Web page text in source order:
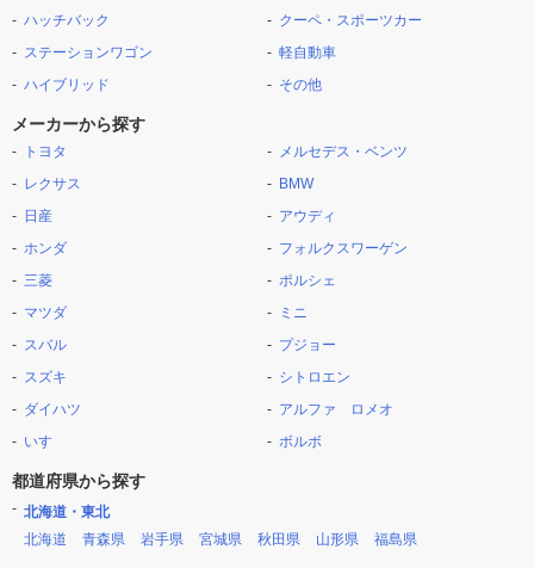
ハッチバック
ステーションワゴン
ハイブリッド
クーペ・スポーツカー
軽自動車
その他
メーカーから探す
トヨタ
レクサス
日産
ホンダ
三菱
マツダ
スバル
スズキ
ダイハツ
いすゞ
メルセデス・ベンツ
BMW
アウディ
フォルクスワーゲン
ポルシェ
ミニ
プジョー
シトロエン
アルファ ロメオ
ボルボ
都道府県から探す
北海道・東北
北海道
青森県 岩手県 宮城県 秋田県 山形県 福島県